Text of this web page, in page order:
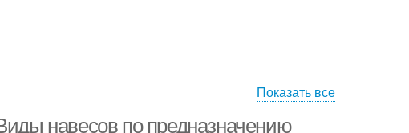
Показать все
навесов по предназначению